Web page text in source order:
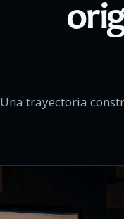
Una trayectoria